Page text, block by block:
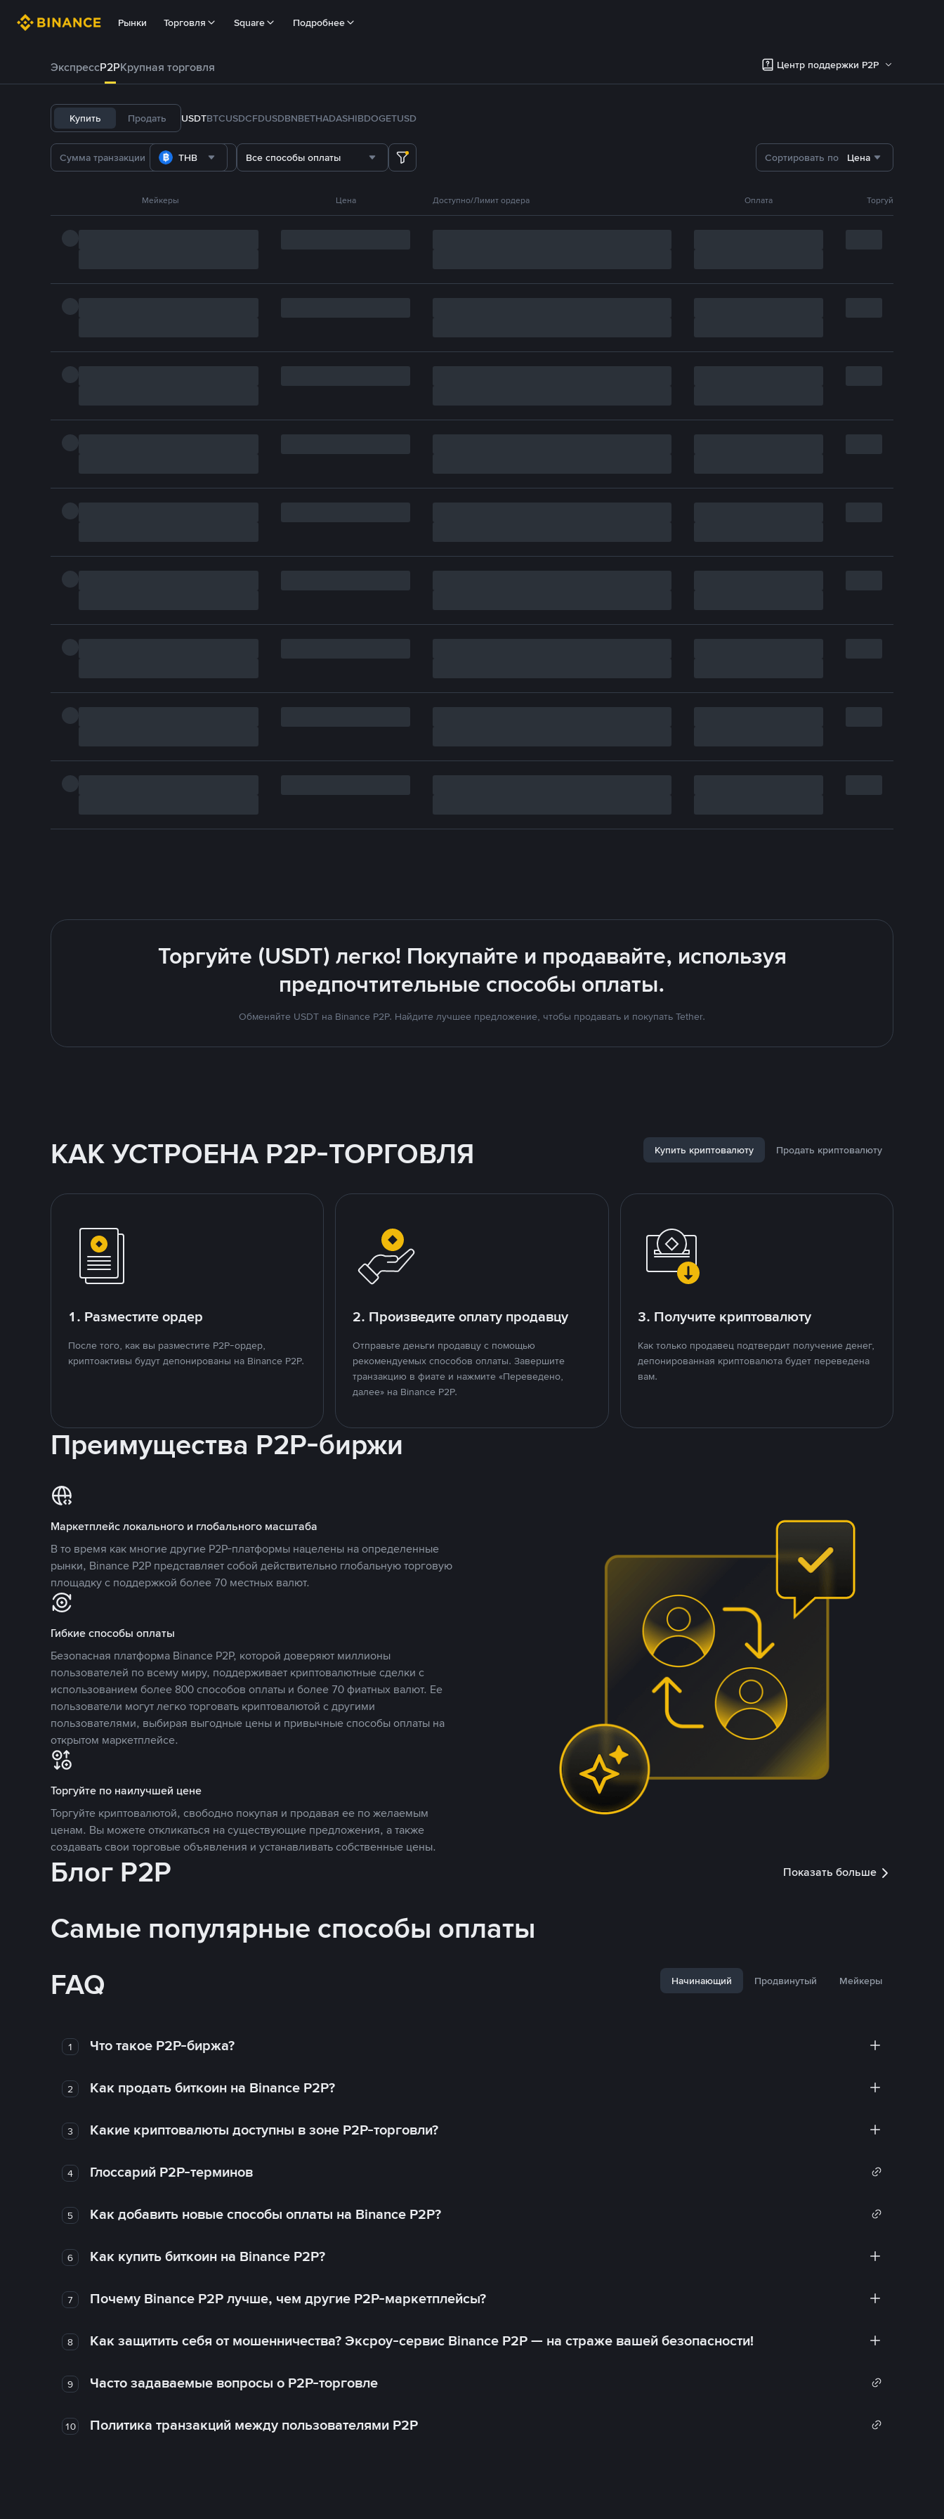
Рынки Торговля Square Подробнее
ЭкспрессP2PКрупная торговля Центр поддержки P2P
Купить Продать USDTBTCUSDCFDUSDBNBETHADASHIBDOGETUSD
THB Все способы оплаты Сортировать по Цена
Мейкеры Цена Доступно/Лимит ордера Оплата Торгуй
Торгуйте (USDT) легко! Покупайте и продавайте, используя
предпочтительные способы оплаты.
Обменяйте USDT на Binance P2P. Найдите лучшее предложение, чтобы продавать и покупать Tether.
КАК УСТРОЕНА P2P-ТОРГОВЛЯ Купить криптовалюту Продать криптовалюту
1. Разместите ордер
После того, как вы разместите P2P-ордер,
криптоактивы будут депонированы на Binance P2P.
2. Произведите оплату продавцу
Отправьте деньги продавцу с помощью
рекомендуемых способов оплаты. Завершите
транзакцию в фиате и нажмите «Переведено,
далее» на Binance P2P.
3. Получите криптовалюту
Как только продавец подтвердит получение денег,
депонированная криптовалюта будет переведена
вам.
Преимущества P2P-биржи
Маркетплейс локального и глобального масштаба
В то время как многие другие P2P-платформы нацелены на определенные
рынки, Binance P2P представляет собой действительно глобальную торговую
площадку с поддержкой более 70 местных валют.
Гибкие способы оплаты
Безопасная платформа Binance P2P, которой доверяют миллионы
пользователей по всему миру, поддерживает криптовалютные сделки с
использованием более 800 способов оплаты и более 70 фиатных валют. Ее
пользователи могут легко торговать криптовалютой с другими
пользователями, выбирая выгодные цены и привычные способы оплаты на
открытом маркетплейсе.
Торгуйте по наилучшей цене
Торгуйте криптовалютой, свободно покупая и продавая ее по желаемым
ценам. Вы можете откликаться на существующие предложения, а также
создавать свои торговые объявления и устанавливать собственные цены.
Блог P2P Показать больше
Самые популярные способы оплаты
FAQ
Начинающий Продвинутый Мейкеры
1 Что такое P2P-биржа?
2 Как продать биткоин на Binance P2P?
3 Какие криптовалюты доступны в зоне P2P-торговли?
4 Глоссарий P2P-терминов
5 Как добавить новые способы оплаты на Binance P2P?
6 Как купить биткоин на Binance P2P?
7 Почему Binance P2P лучше, чем другие P2P-маркетплейсы?
8 Как защитить себя от мошенничества? Эксроу-сервис Binance P2P — на страже вашей безопасности!
9 Часто задаваемые вопросы о P2P-торговле
10 Политика транзакций между пользователями P2P